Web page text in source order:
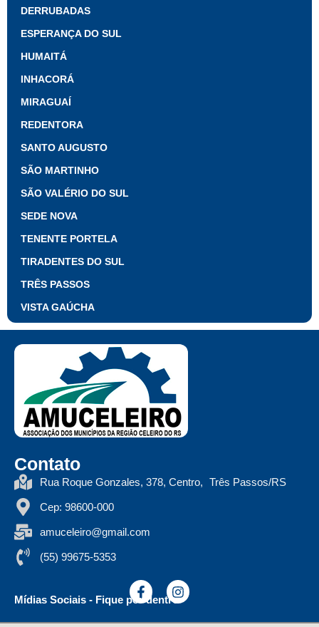
DERRUBADAS
ESPERANÇA DO SUL
HUMAITÁ
INHACORÁ
MIRAGUAÍ
REDENTORA
SANTO AUGUSTO
SÃO MARTINHO
SÃO VALÉRIO DO SUL
SEDE NOVA
TENENTE PORTELA
TIRADENTES DO SUL
TRÊS PASSOS
VISTA GAÚCHA
Contato
Rua Roque Gonzales, 378, Centro, Três Passos/RS
Cep: 98600-000
amuceleiro@gmail.com
(55) 99675-5353
Mídias Sociais - Fique por dentro